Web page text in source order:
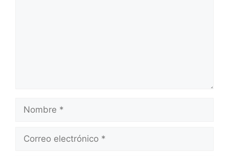
electrónico